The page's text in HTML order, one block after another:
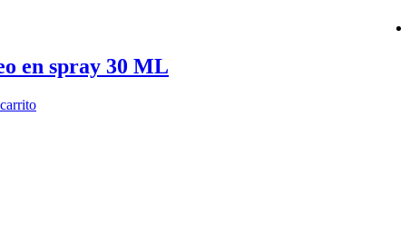
en spray 30 ML